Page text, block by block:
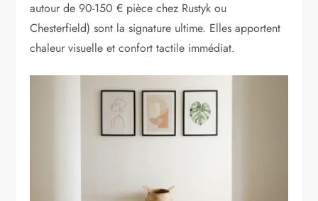
autour de 90-150 € pièce chez Rustyk ou
Chesterfield) sont la signature ultime. Elles apportent
chaleur visuelle et confort tactile immédiat.